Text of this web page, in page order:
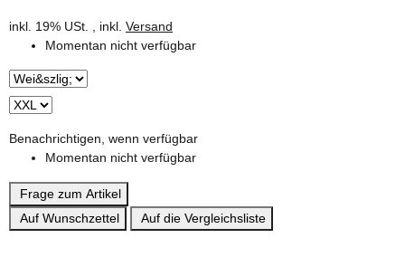
inkl. 19% USt. , inkl. Versand
Momentan nicht verfügbar
Benachrichtigen, wenn verfügbar
Momentan nicht verfügbar
Frage zum Artikel
Auf Wunschzettel
Auf die Vergleichsliste